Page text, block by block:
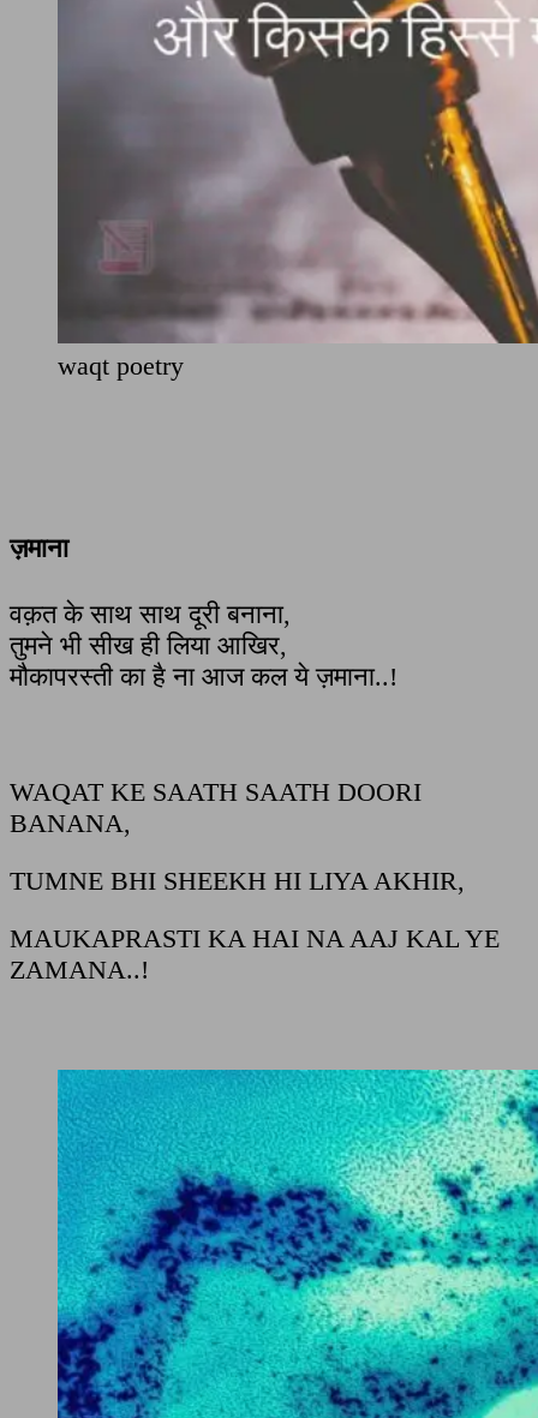
waqt poetry
ज़माना
वक़त के साथ साथ दूरी बनाना,
तुमने भी सीख ही लिया आखिर,
मौकापरस्ती का है ना आज कल ये ज़माना..!
WAQAT KE SAATH SAATH DOORI
BANANA,
TUMNE BHI SHEEKH HI LIYA AKHIR,
MAUKAPRASTI KA HAI NA AAJ KAL YE
ZAMANA..!